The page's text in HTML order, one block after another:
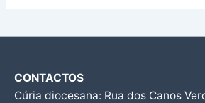
CONTACTOS
Cúria diocesana: Rua dos Canos